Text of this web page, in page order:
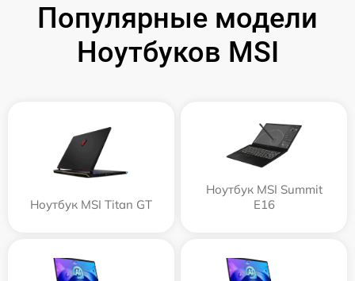
Популярные модели
Ноутбуков MSI
Ноутбук MSI Titan GT
Ноутбук MSI Summit
E16